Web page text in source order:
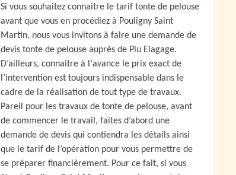
Si vous souhaitez connaitre le tarif tonte de pelouse
avant que vous en procédiez à Pouligny Saint
Martin, nous vous invitons à faire une demande de
devis tonte de pelouse auprès de Plu Elagage.
D’ailleurs, connaitre à l‘avance le prix exact de
l’intervention est toujours indispensable dans le
cadre de la réalisation de tout type de travaux.
Pareil pour les travaux de tonte de pelouse, avant
de commencer le travail, faites d’abord une
demande de devis qui contiendra les détails ainsi
que le tarif de l’opération pour vous permettre de
se préparer financièrement. Pour ce fait, si vous